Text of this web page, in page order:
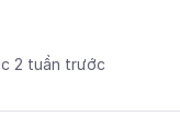
2 tuần trước